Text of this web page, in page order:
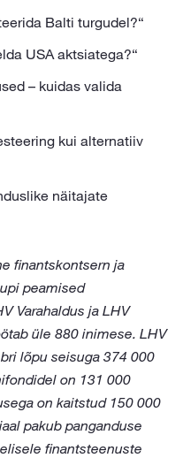
Balti turgudel?“
USA aktsiatega?“
– kuidas valida
kui alternatiiv
näitajate
finantskontsern ja
peamised
Varahaldus ja LHV
üle 880 inimese. LHV
lõpu seisuga 374 000
on 131 000
on kaitstud 150 000
pakub panganduse
finantsteenuste